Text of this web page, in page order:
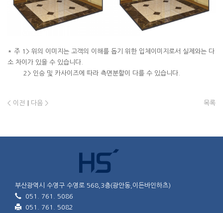
* 주 1> 위의 이미지는 고객의 이해를 돕기 위한 입체이미지로서 실제와는 다
소 차이가 있을 수 있습니다.
2> 인승 및 카사이즈에 따라 측면분할이 다를 수 있습니다.
< 이전 다음 > 목록
부산광역시 수영구 수영로 568,3층(광안동,이든바인하츠)
051. 761. 5086
051. 761. 5082